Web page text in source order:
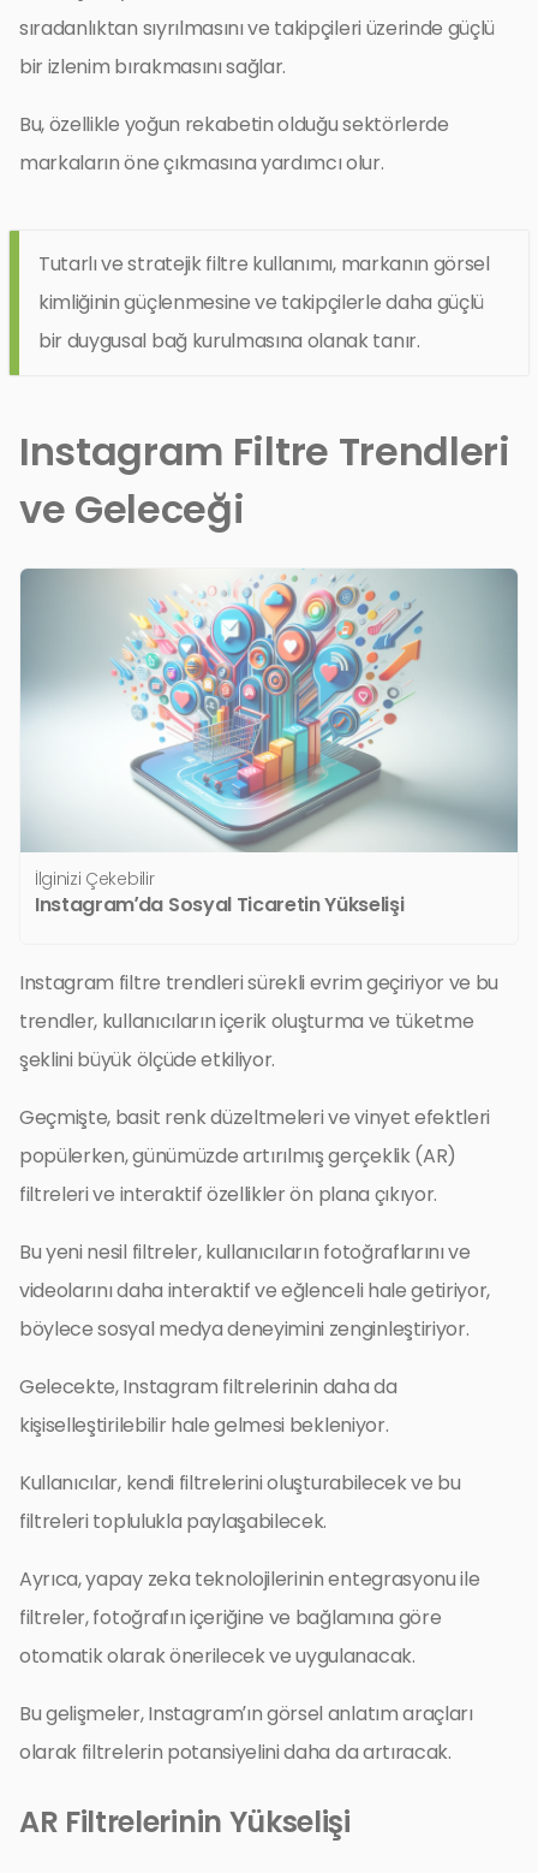
sıradanlıktan sıyrılmasını ve takipçileri üzerinde güçlü
bir izlenim bırakmasını sağlar.
Bu, özellikle yoğun rekabetin olduğu sektörlerde
markaların öne çıkmasına yardımcı olur.
Tutarlı ve stratejik filtre kullanımı, markanın görsel
kimliğinin güçlenmesine ve takipçilerle daha güçlü
bir duygusal bağ kurulmasına olanak tanır.
Instagram Filtre Trendleri
ve Geleceği
İlginizi Çekebilir
Instagram’da Sosyal Ticaretin Yükselişi
Instagram filtre trendleri sürekli evrim geçiriyor ve bu
trendler, kullanıcıların içerik oluşturma ve tüketme
şeklini büyük ölçüde etkiliyor.
Geçmişte, basit renk düzeltmeleri ve vinyet efektleri
popülerken, günümüzde artırılmış gerçeklik (AR)
filtreleri ve interaktif özellikler ön plana çıkıyor.
Bu yeni nesil filtreler, kullanıcıların fotoğraflarını ve
videolarını daha interaktif ve eğlenceli hale getiriyor,
böylece sosyal medya deneyimini zenginleştiriyor.
Gelecekte, Instagram filtrelerinin daha da
kişiselleştirilebilir hale gelmesi bekleniyor.
Kullanıcılar, kendi filtrelerini oluşturabilecek ve bu
filtreleri toplulukla paylaşabilecek.
Ayrıca, yapay zeka teknolojilerinin entegrasyonu ile
filtreler, fotoğrafın içeriğine ve bağlamına göre
otomatik olarak önerilecek ve uygulanacak.
Bu gelişmeler, Instagram’ın görsel anlatım araçları
olarak filtrelerin potansiyelini daha da artıracak.
AR Filtrelerinin Yükselişi